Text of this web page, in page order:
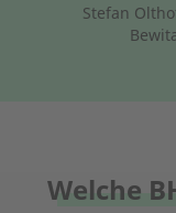
Stefan
Welche